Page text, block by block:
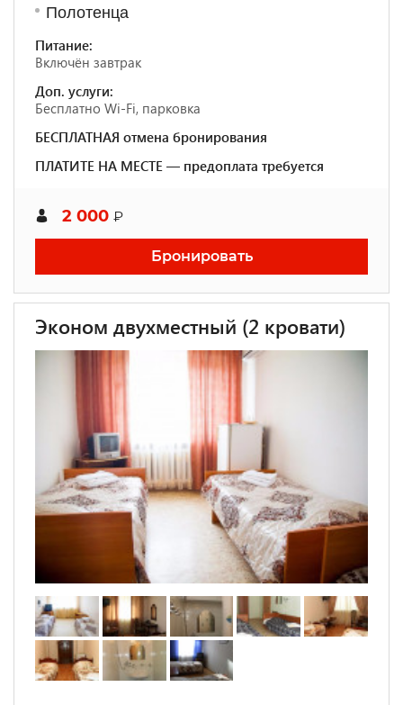
Полотенца
Питание:
Включён завтрак
Доп. услуги:
Бесплатно Wi-Fi, парковка
БЕСПЛАТНАЯ отмена бронирования
ПЛАТИТЕ НА МЕСТЕ — предоплата требуется
2 000 ₽
Бронировать
Эконом двухместный (2 кровати)